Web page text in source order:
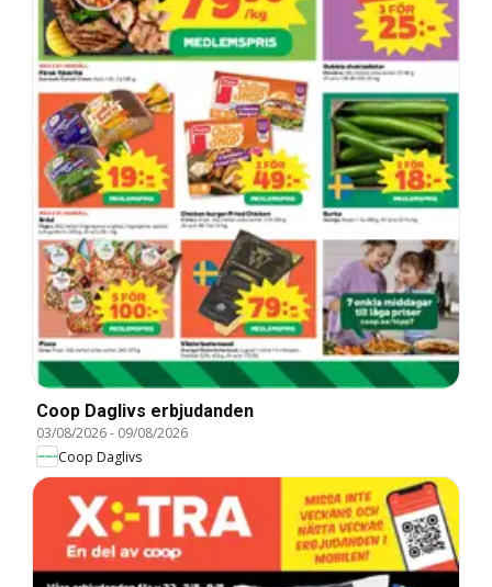
Coop Daglivs erbjudanden
03/08/2026- 09/08/2026
Coop Daglivs